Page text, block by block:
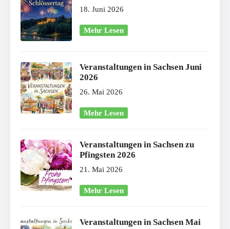
18. Juni 2026
Mehr Lesen
Veranstaltungen in Sachsen Juni
2026
26. Mai 2026
Mehr Lesen
Veranstaltungen in Sachsen zu
Pfingsten 2026
21. Mai 2026
Mehr Lesen
Veranstaltungen in Sachsen Mai